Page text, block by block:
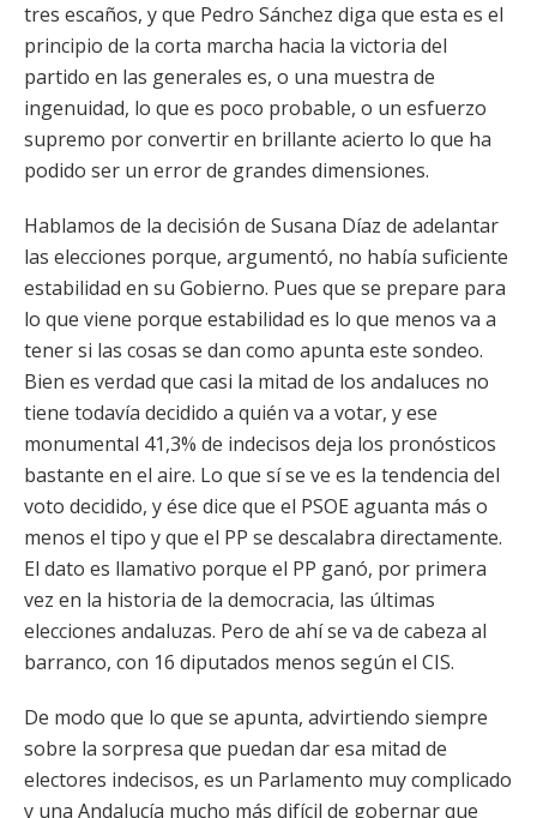
tres escaños, y que Pedro Sánchez diga que esta es el
principio de la corta marcha hacia la victoria del
partido en las generales es, o una muestra de
ingenuidad, lo que es poco probable, o un esfuerzo
supremo por convertir en brillante acierto lo que ha
podido ser un error de grandes dimensiones.
Hablamos de la decisión de Susana Díaz de adelantar
las elecciones porque, argumentó, no había suficiente
estabilidad en su Gobierno. Pues que se prepare para
lo que viene porque estabilidad es lo que menos va a
tener si las cosas se dan como apunta este sondeo.
Bien es verdad que casi la mitad de los andaluces no
tiene todavía decidido a quién va a votar, y ese
monumental 41,3% de indecisos deja los pronósticos
bastante en el aire. Lo que sí se ve es la tendencia del
voto decidido, y ése dice que el PSOE aguanta más o
menos el tipo y que el PP se descalabra directamente.
El dato es llamativo porque el PP ganó, por primera
vez en la historia de la democracia, las últimas
elecciones andaluzas. Pero de ahí se va de cabeza al
barranco, con 16 diputados menos según el CIS.
De modo que lo que se apunta, advirtiendo siempre
sobre la sorpresa que puedan dar esa mitad de
electores indecisos, es un Parlamento muy complicado
y una Andalucía mucho más difícil de gobernar que